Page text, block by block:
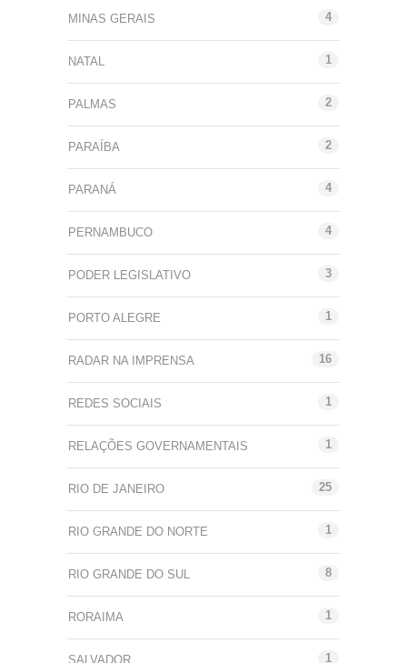
MINAS GERAIS 4
NATAL 1
PALMAS 2
PARAÍBA 2
PARANÁ 4
PERNAMBUCO 4
PODER LEGISLATIVO 3
PORTO ALEGRE 1
RADAR NA IMPRENSA 16
REDES SOCIAIS 1
RELAÇÕES GOVERNAMENTAIS 1
RIO DE JANEIRO 25
RIO GRANDE DO NORTE 1
RIO GRANDE DO SUL 8
RORAIMA 1
SALVADOR 1